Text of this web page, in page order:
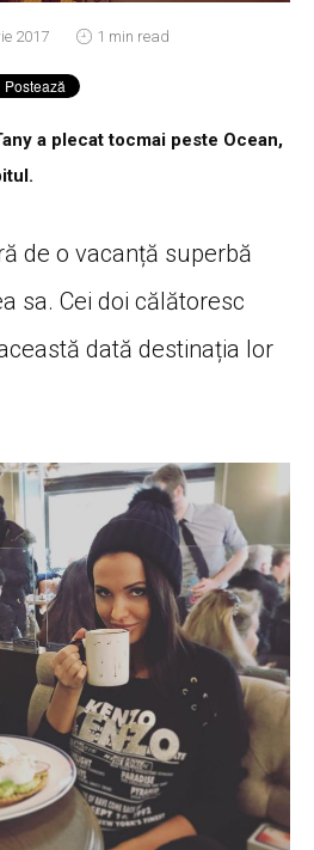
2017 1 min read
a plecat tocmai peste Ocean,
de o vacanță superbă
sa. Cei doi călătoresc
dată destinația lor